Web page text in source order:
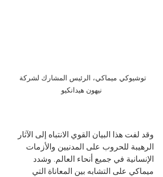
توشيوكي ميماكي، الرئيس المشارك لشركة
نيهون هيدانكيو
وقد لفت هذا البيان القوي الانتباه إلى الآثار
الرهيبة للحروب على المدنيين والأزمات
الإنسانية في جميع أنحاء العالم. وشدد
ميماكي على التشابه بين المعاناة التي